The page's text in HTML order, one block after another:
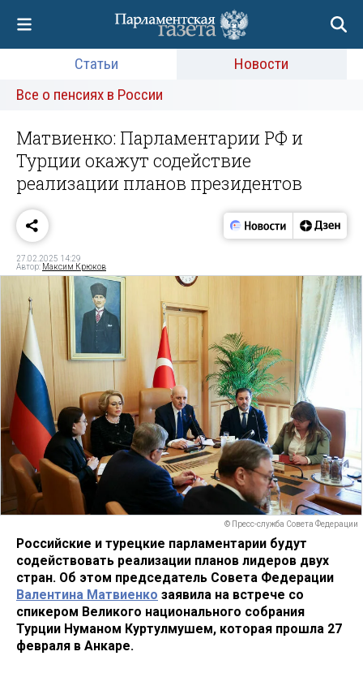
Статьи
Новости
Все о пенсиях в России
Матвиенко: Парламентарии РФ и
Турции окажут содействие
реализации планов президентов
27.02.2025 14:29
Автор: Максим Крюков
© Пресс-служба Совета Федерации
Российские и турецкие парламентарии будут
содействовать реализации планов лидеров двух
стран. Об этом председатель Совета Федерации
Валентина Матвиенко заявила на встрече со
спикером Великого национального собрания
Турции Нуманом Куртулмушем, которая прошла 27
февраля в Анкаре.